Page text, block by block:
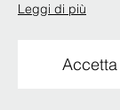
Leggi di più
Accetta